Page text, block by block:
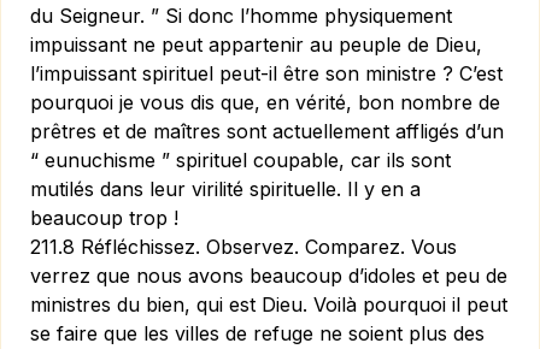
du Seigneur. ” Si donc l’homme physiquement
impuissant ne peut appartenir au peuple de Dieu,
l’impuissant spirituel peut-il être son ministre ? C’est
pourquoi je vous dis que, en vérité, bon nombre de
prêtres et de maîtres sont actuellement affligés d’un
“ eunuchisme ” spirituel coupable, car ils sont
mutilés dans leur virilité spirituelle. Il y en a
beaucoup trop !
211.8 Réfléchissez. Observez. Comparez. Vous
verrez que nous avons beaucoup d’idoles et peu de
ministres du bien, qui est Dieu. Voilà pourquoi il peut
se faire que les villes de refuge ne soient plus des